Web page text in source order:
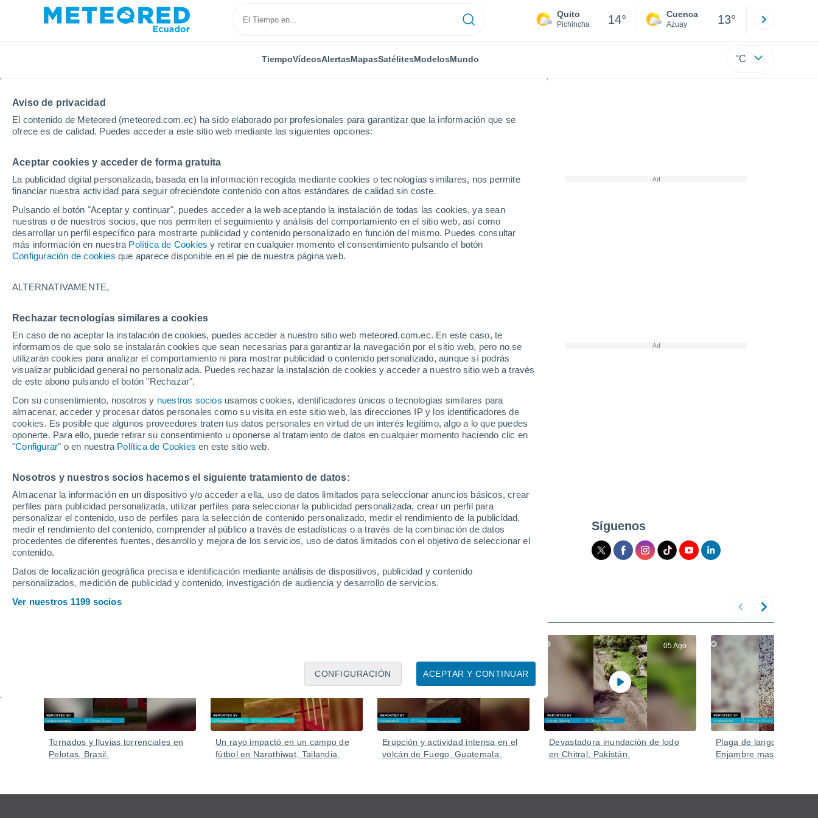
Aviso de privacidad
El contenido de Meteored (meteored.com.ec) ha sido elaborado por profesionales para garantizar que la información que se
ofrece es de calidad. Puedes acceder a este sitio web mediante las siguientes opciones:
Aceptar cookies y acceder de forma gratuita
La publicidad digital personalizada, basada en la información recogida mediante cookies o tecnologías similares, nos permite
financiar nuestra actividad para seguir ofreciéndote contenido con altos estándares de calidad sin coste.
Pulsando el botón "Aceptar y continuar", puedes acceder a la web aceptando la instalación de todas las cookies, ya sean
nuestras o de nuestros socios, que nos permiten el seguimiento y análisis del comportamiento en el sitio web, así como
desarrollar un perfil específico para mostrarte publicidad y contenido personalizado en función del mismo. Puedes consultar
más información en nuestra Política de Cookies y retirar en cualquier momento el consentimiento pulsando el botón
Configuración de cookies que aparece disponible en el pie de nuestra página web.
ALTERNATIVAMENTE,
Rechazar tecnologías similares a cookies
En caso de no aceptar la instalación de cookies, puedes acceder a nuestro sitio web meteored.com.ec. En este caso, te
informamos de que solo se instalarán cookies que sean necesarias para garantizar la navegación por el sitio web, pero no se
utilizarán cookies para analizar el comportamiento ni para mostrar publicidad o contenido personalizado, aunque sí podrás
visualizar publicidad general no personalizada. Puedes rechazar la instalación de cookies y acceder a nuestro sitio web a través
de este abono pulsando el botón "Rechazar".
Con su consentimiento, nosotros y nuestros socios usamos cookies, identificadores únicos o tecnologías similares para
almacenar, acceder y procesar datos personales como su visita en este sitio web, las direcciones IP y los identificadores de
cookies. Es posible que algunos proveedores traten tus datos personales en virtud de un interés legítimo, algo a lo que puedes
oponerte. Para ello, puede retirar su consentimiento u oponerse al tratamiento de datos en cualquier momento haciendo clic en
"Configurar" o en nuestra Política de Cookies en este sitio web.
Nosotros y nuestros socios hacemos el siguiente tratamiento de datos:
Almacenar la información en un dispositivo y/o acceder a ella, uso de datos limitados para seleccionar anuncios básicos, crear
perfiles para publicidad personalizada, utilizar perfiles para seleccionar la publicidad personalizada, crear un perfil para
personalizar el contenido, uso de perfiles para la selección de contenido personalizado, medir el rendimiento de la publicidad,
medir el rendimiento del contenido, comprender al público a través de estadísticas o a través de la combinación de datos
procedentes de diferentes fuentes, desarrollo y mejora de los servicios, uso de datos limitados con el objetivo de seleccionar el
contenido.
Datos de localización geográfica precisa e identificación mediante análisis de dispositivos, publicidad y contenido
personalizados, medición de publicidad y contenido, investigación de audiencia y desarrollo de servicios.
Ver nuestros 1199 socios
ACEPTAR Y CONTINUAR
CONFIGURACIÓN
Quito
Pichincha 14° Cuenca
Azuay 13°
TiempoVídeosAlertasMapasSatélitesModelosMundo °C
Inicio Vídeos Registran una erupción freatomagmática en el volcán Taal, Filipinas
Registran una erupción freatomagmática en el
volcán Taal, Filipinas
Es uno de los tipos de erupciones más explosivos, ya que el agua que se convierte instantáneamente en vapor
amplifica masivamente la violencia de la explosión.
Síguenos
Vídeos
Tornados y lluvias torrenciales en
Pelotas, Brasil.
Un rayo impactó en un campo de
fútbol en Narathiwat, Tailandia.
Erupción y actividad intensa en el
volcán de Fuego, Guatemala.
05 Ago
Devastadora inundación de lodo
en Chitral, Pakistán.
Plaga de langostas en
Enjambre masivo en